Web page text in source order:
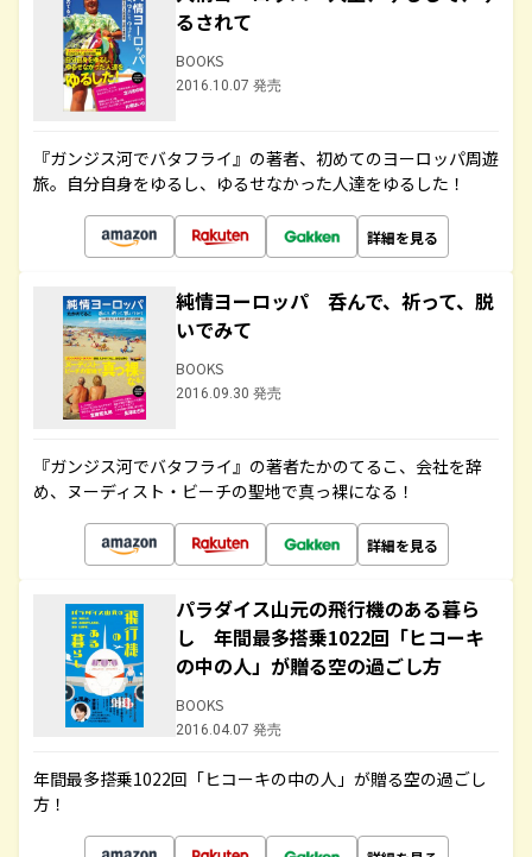
るされて
BOOKS
2016.10.07 発売
『ガンジス河でバタフライ』の著者、初めてのヨーロッパ周遊
旅。自分自身をゆるし、ゆるせなかった人達をゆるした！
詳細を見る
純情ヨーロッパ 呑んで、祈って、脱
いでみて
BOOKS
2016.09.30 発売
『ガンジス河でバタフライ』の著者たかのてるこ、会社を辞
め、ヌーディスト・ビーチの聖地で真っ裸になる！
詳細を見る
パラダイス山元の飛行機のある暮ら
し 年間最多搭乗1022回「ヒコーキ
の中の人」が贈る空の過ごし方
BOOKS
2016.04.07 発売
年間最多搭乗1022回「ヒコーキの中の人」が贈る空の過ごし
方！